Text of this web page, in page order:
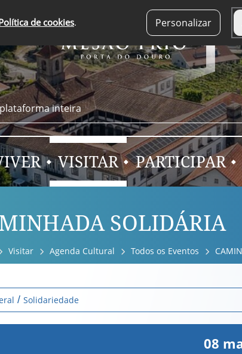
de cookies. Personalizar
VISITAR PARTICIPAR
SOLIDÁRIA
Visitar Agenda Cultural Todos os Eventos
Solidariedade
08